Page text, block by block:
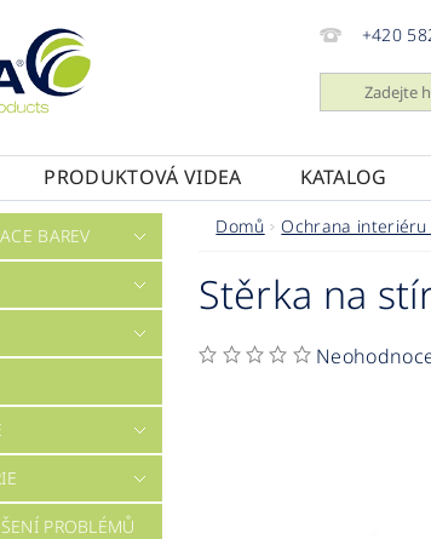
+420
PRODUKTOVÁ VIDEA KATALOG
BAREV
PROBLÉMŮ
Domů Ochrana
Stěrka na